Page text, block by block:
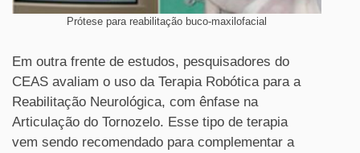
Prótese para reabilitação buco-maxilofacial
Em outra frente de estudos, pesquisadores do
CEAS avaliam o uso da Terapia Robótica para a
Reabilitação Neurológica, com ênfase na
Articulação do Tornozelo. Esse tipo de terapia
vem sendo recomendado para complementar a